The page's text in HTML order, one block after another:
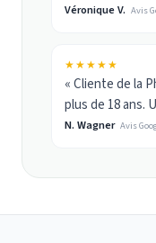
Véronique V. Avis
★★★★★
« Cliente de la
plus de 18 ans.
N. Wagner Avis